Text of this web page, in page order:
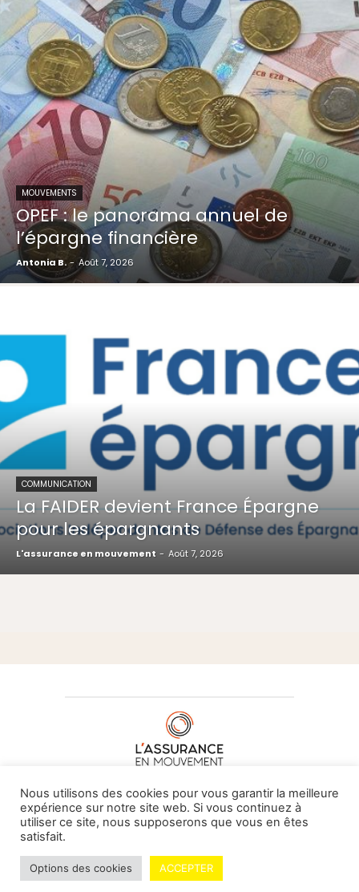
MOUVEMENTS
OPEF : le panorama annuel de
l’épargne financière
Antonia B. - Août 7, 2026
COMMUNICATION
La FAIDER devient France Épargne
pour les épargnants
L'assurance en mouvement - Août 7, 2026
À PROPOS DE NOUS•CONTACT
© L'assurance en mouvement -By Vovoxx Média
Mentions légales Contributeurs
Nous utilisons des cookies pour vous garantir la meilleure
expérience sur notre site web. Si vous continuez à
utiliser ce site, nous supposerons que vous en êtes
satisfait.
Options des cookies ACCEPTER